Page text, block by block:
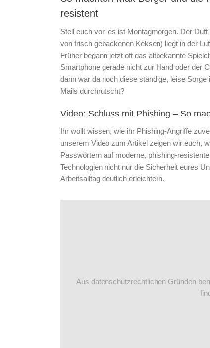
resistent
Stell euch vor, es ist Montagmorgen. Der
von frisch gebackenen Keksen) liegt in der
Früher begann jetzt oft das altbekannte
Smartphone gerade nicht zur Hand oder der
dann war da noch diese ständige, leise
Mails durchrutscht?
Video: Schluss mit Phishing – So
Ihr wollt wissen, wie ihr Phishing-Angriffe
unserem Video zum Artikel zeigen wir euch,
Passwörtern auf moderne, phishing-
Technologien nicht nur die Sicherheit eures
Arbeitsalltag deutlich erleichtern.
Aus datenschutzrechtlichen Gründen